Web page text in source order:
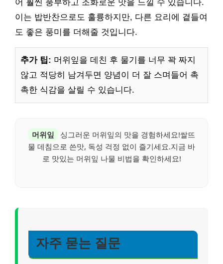
어 훨씬 풍부하고 조화로운 맛을 느낄 수 있습니다.
이는 밥반찬으로도 훌륭하지만, 다른 요리에 곁들여
도 좋은 풍미를 더해줄 것입니다.
추가 팁: 머위잎을 데친 후 물기를 너무 꽉 짜지
않고 적당히 남겨두면 양념이 더 잘 스며들어 촉
촉한 식감을 살릴 수 있습니다.
머위잎
싱그러운 머위잎의 맛을 경험하세요!쌀뜨
물 데침으로 쓴맛, 독성 걱정 없이 즐기세요.지금 바
로 맛있는 머위잎 나물 비법을 확인하세요!
자주 묻는 질문